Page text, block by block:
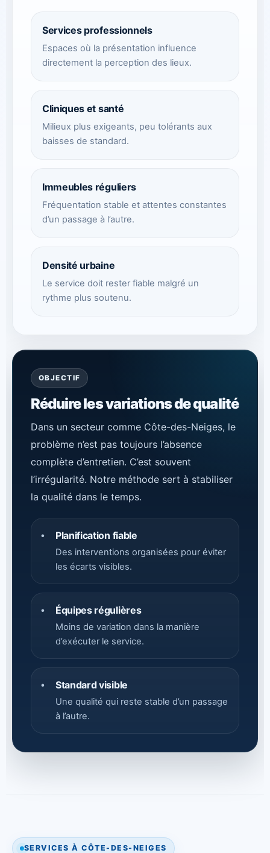
Services professionnels
Espaces où la présentation influence
directement la perception des lieux.
Cliniques et santé
Milieux plus exigeants, peu tolérants aux
baisses de standard.
Immeubles réguliers
Fréquentation stable et attentes constantes
d’un passage à l’autre.
Densité urbaine
Le service doit rester fiable malgré un
rythme plus soutenu.
OBJECTIF
Réduire les variations de qualité
Dans un secteur comme Côte-des-Neiges, le
problème n’est pas toujours l’absence
complète d’entretien. C’est souvent
l’irrégularité. Notre méthode sert à stabiliser
la qualité dans le temps.
• Planification fiable
Des interventions organisées pour éviter
les écarts visibles.
• Équipes régulières
Moins de variation dans la manière
d’exécuter le service.
• Standard visible
Une qualité qui reste stable d’un passage
à l’autre.
SERVICES À CÔTE-DES-NEIGES